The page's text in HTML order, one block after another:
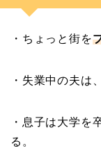
・ちょっと街を
・失業中の夫は
・息子は大学を
る。